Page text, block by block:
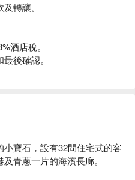
轉讓。
酒店稅。
後確認。
寶石，設有32間住宅式的客
青蔥一片的海濱長廊。